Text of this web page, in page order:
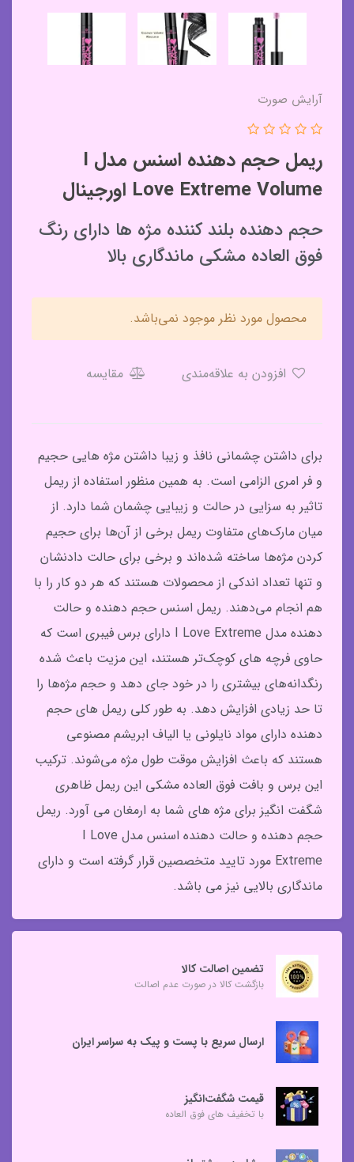
آرایش صورت
ریمل حجم دهنده اسنس مدل I
Love Extreme Volume اورجینال
حجم دهنده بلند کننده مژه ها دارای رنگ
فوق العاده مشکی ماندگاری بالا
محصول مورد نظر موجود نمی‌باشد.
مقایسه
برای داشتن چشمانی نافذ و زیبا داشتن مژه هایی حجیم
و فر امری الزامی است. به همین منظور استفاده از ریمل
تاثیر به سزایی در حالت و زیبایی چشمان شما دارد. از
میان مارک‌های متفاوت ریمل برخی از آن‌ها برای حجیم
کردن مژه‌ها ساخته شده‌اند و برخی برای حالت دادنشان
و تنها تعداد اندکی از محصولات هستند که هر دو کار را با
هم انجام می‌دهند. ریمل اسنس حجم دهنده و حالت
دهنده مدل I Love Extreme دارای برس فیبری است که
حاوی فرچه های کوچک‌تر هستند، این مزیت باعث شده
رنگدانه‌های بیشتری را در خود جای دهد و حجم مژه‌ها را
تا حد زیادی افزایش دهد. به طور کلی ریمل‌ های حجم
دهنده دارای مواد نایلونی یا الیاف ابریشم مصنوعی
هستند که باعث افزایش موقت طول مژه می‌شوند. ترکیب
این برس و بافت فوق العاده مشکی این ریمل ظاهری
شگفت انگیز برای مژه های شما به ارمغان می آورد. ریمل
حجم دهنده و حالت دهنده اسنس مدل I Love
Extreme مورد تایید متخصصین قرار گرفته است و دارای
ماندگاری بالایی نیز می باشد.
تضمین اصالت کالا
بازگشت کالا در صورت عدم اصالت
ارسال سریع با پست و پیک به سراسر ایران
قیمت شگفت‌انگیز
با تخفیف های فوق العاده